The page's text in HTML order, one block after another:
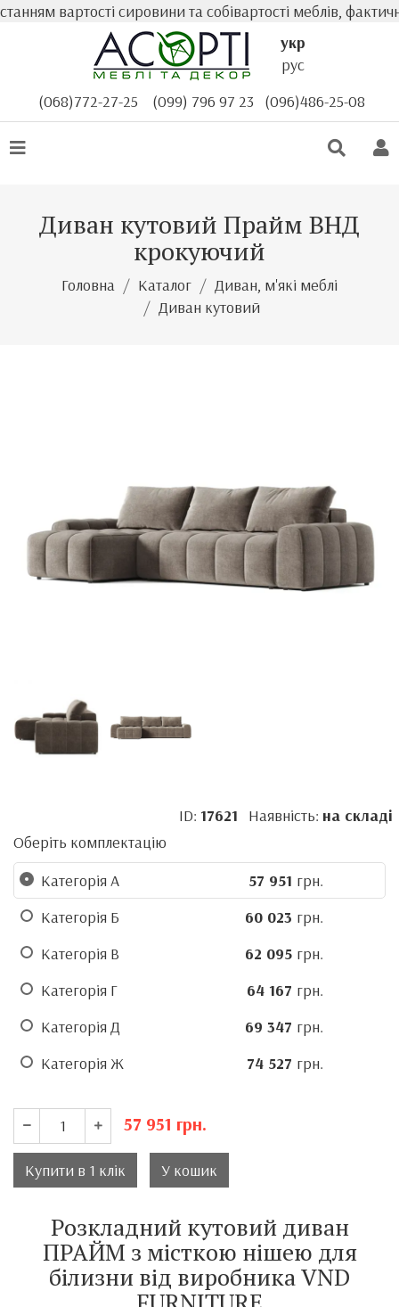
вартості сировини та собівартості меблів,
укр
рус
(068)772-27-25
(099) 796 97 23 (096)486-25-08
Диван кутовий Прайм ВНД
крокуючий
Головна Каталог
Диван, м'які меблі
Диван кутовий
ID: 17621 Наявність: на складі
Оберіть комплектацію
Категорія А
57 951 грн.
Категорія Б
60 023 грн.
Категорія В
62 095 грн.
Категорія Г
64 167 грн.
Категорія Д
69 347 грн.
Категорія Ж
74 527 грн.
57 951 грн.
Купити в 1 клік У кошик
Розкладний кутовий диван
ПРАЙМ з місткою нішею для
білизни від виробникаVND